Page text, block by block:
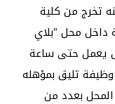
تخرج من كلية
داخل محل “بلاي
يعمل حتى ساعة
تليق بمؤهله
بعدد من